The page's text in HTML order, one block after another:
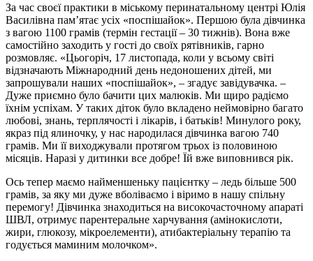
За час своєї практики в міському перинатальному центрі Юлія
Василівна пам’ятає усіх «поспішайок». Першою була дівчинка
з вагою 1100 грамів (термін гестації – 30 тижнів). Вона вже
самостійно заходить у гості до своїх рятівників, гарно
розмовляє. «Цьогоріч, 17 листопада, коли у всьому світі
відзначають Міжнародний день недоношених дітей, ми
запрошували наших «поспішайок», – згадує завідувачка. –
Дуже приємно було бачити цих малюків. Ми щиро радіємо
їхнім успіхам. У таких діток було вкладено неймовірно багато
любові, знань, терплячості і лікарів, і батьків! Минулого року,
якраз під ялиночку, у нас народилася дівчинка вагою 740
грамів. Ми її виходжували протягом трьох із половиною
місяців. Наразі у дитинки все добре! Їй вже виповнився рік.
Ось тепер маємо найменшеньку пацієнтку – ледь більше 500
грамів, за яку ми дуже вболіваємо і віримо в нашу спільну
перемогу! Дівчинка знаходиться на високочасточному апараті
ШВЛ, отримує парентеральне харчування (амінокислоти,
жири, глюкозу, мікроелементи), атибактеріальну терапію та
годується маминим молочком».